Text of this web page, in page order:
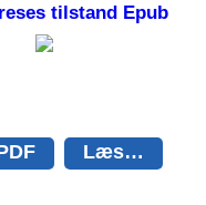
tilstand Epub
Læs…